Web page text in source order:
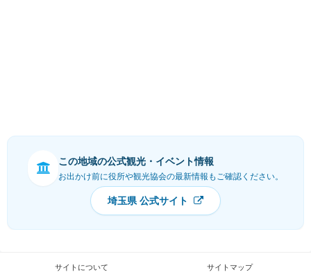
この地域の公式観光・イベント情報
お出かけ前に役所や観光協会の最新情報もご確認ください。
埼玉県 公式サイト
サイトについて サイトマップ